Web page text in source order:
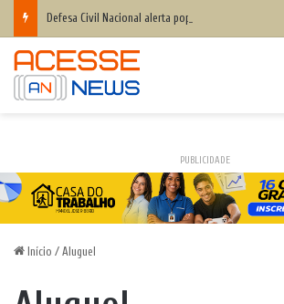
PUBLICIDADE
Início / Aluguel